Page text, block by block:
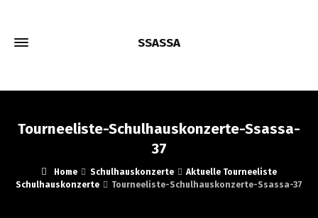
SSASSA
Tourneeliste-Schulhauskonzerte-Ssassa-
37
Home Schulhauskonzerte
Aktuelle Tourneeliste
Schulhauskonzerte
Tourneeliste-Schulhauskonzerte-Ssassa-37